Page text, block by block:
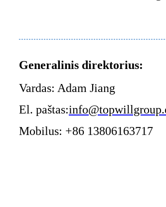
Generalinis direktorius:
Vardas: Adam Jiang
El. paštas:
Mobilus: +86 13806163717